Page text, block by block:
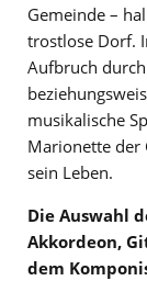
Gemeinde –
trostlose Dorf.
Aufbruch
musikalische
Marionette der
sein Leben.
Die Auswahl
Akkordeon,
dem